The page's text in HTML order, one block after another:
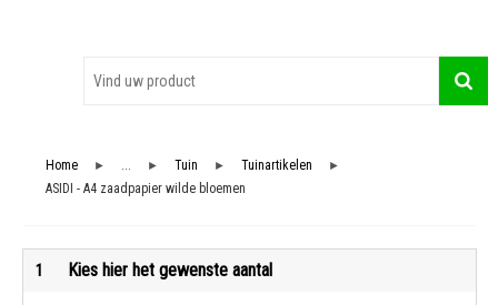
Home ► ... ► Tuin ► Tuinartikelen ►
ASIDI - A4 zaadpapier wilde bloemen
1 Kies hier het gewenste aantal